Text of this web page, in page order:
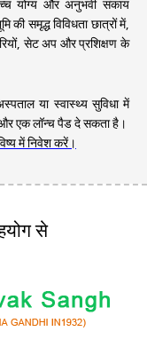
योग्य और अनुभवी संकाय
की समृद्ध विविधता छात्रों में,
सेट अप और प्रशिक्षण के
या स्वास्थ्य सुविधा में
एक लॉन्च पैड दे सकता है।
में निवेश करें।
से